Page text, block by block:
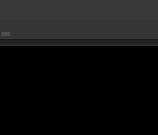
880